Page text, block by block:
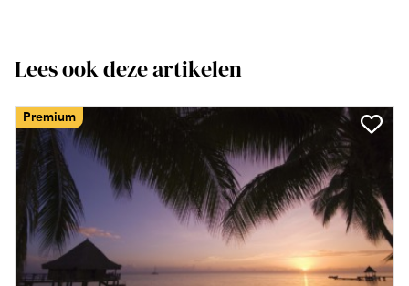
Lees ook deze artikelen
Premium